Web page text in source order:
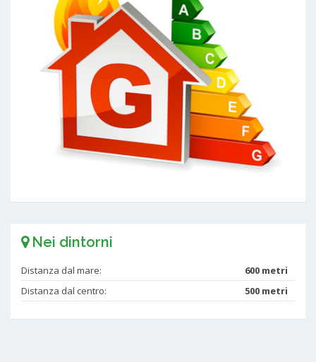
Nei dintorni
Distanza dal mare:
600 metri
Distanza dal centro:
500 metri